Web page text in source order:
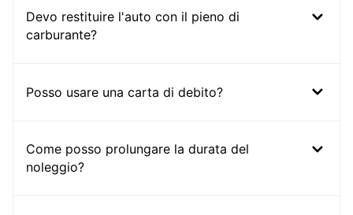
Devo restituire l'auto con il pieno di
carburante?
Posso usare una carta di debito?
Come posso prolungare la durata del
noleggio?